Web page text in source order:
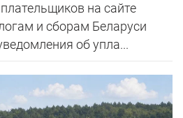
на сайте
и сборам Беларуси
об упла...